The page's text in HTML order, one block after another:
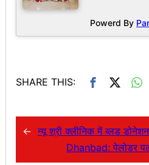
Powerd By
SHARE THIS:
← न्यू श्री क्लीनिक में ब्लड
Dhanbad: पेलोडर